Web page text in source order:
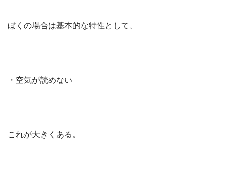
ぼくの場合は基本的な特性として、
・空気が読めない
これが大きくある。